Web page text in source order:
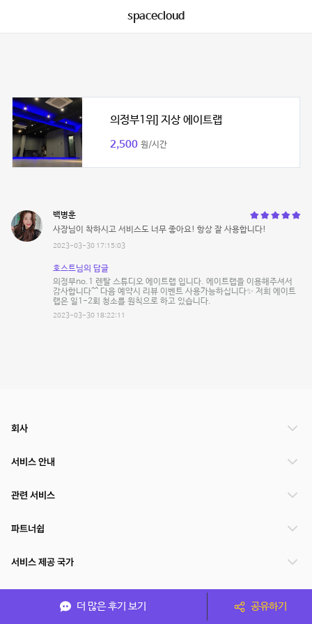
spacecloud
의정부1위] 지상 에이트랩
2,500 원/시간
백병훈
사장님이 착하시고 서비스도 너무 좋아요! 항상 잘 사용합니다!
2023-03-30 17:15:03
호스트님의 답글
의정부no.1 렌탈 스튜디오 에이트랩 입니다. 에이트랩을 이용해주셔서
감사합니다^^ 다음 예약시 리뷰 이벤트 사용가능하십니다✨ 저희 에이트
랩은 일1-2회 청소를 원칙으로 하고 있습니다.
2023-03-30 18:22:11
더 많은 후기 보기 공유하기
회사
서비스 안내
관련 서비스
파트너쉽
서비스 제공 국가
(주)NSPACE 사업자정보